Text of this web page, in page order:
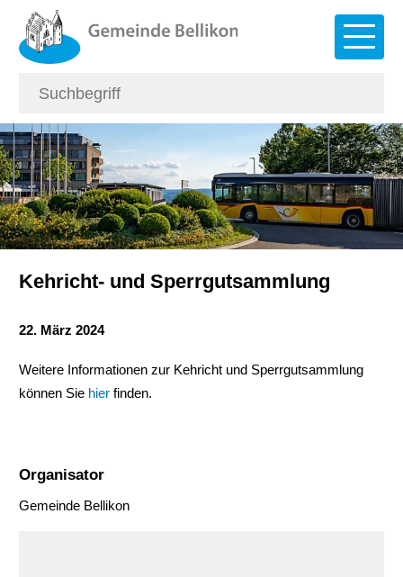
Navigieren in Bellikon
Schnellnavigation
Kehricht- und Sperrgutsammlung
22. März 2024
Weitere Informationen zur Kehricht und Sperrgutsammlung
können Sie hier finden.
Organisator
Gemeinde Bellikon